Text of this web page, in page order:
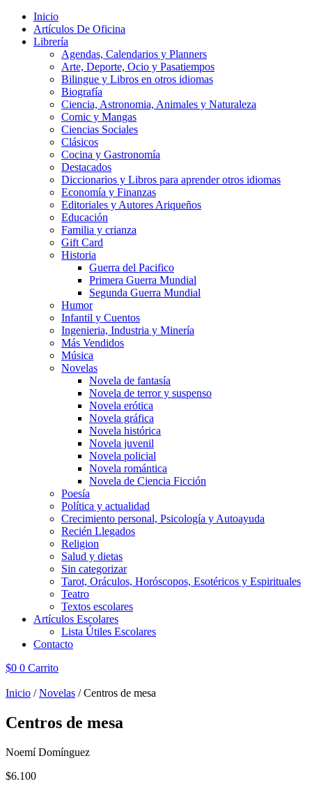
Inicio
Artículos De Oficina
Librería
Agendas, Calendarios y Planners
Arte, Deporte, Ocio y Pasatiempos
Bilingue y Libros en otros idiomas
Biografía
Ciencia, Astronomia, Animales y Naturaleza
Comic y Mangas
Ciencias Sociales
Clásicos
Cocina y Gastronomía
Destacados
Diccionarios y Libros para aprender otros idiomas
Economía y Finanzas
Editoriales y Autores Ariqueños
Educación
Familia y crianza
Gift Card
Historia
Guerra del Pacifico
Primera Guerra Mundial
Segunda Guerra Mundial
Humor
Infantil y Cuentos
Ingenieria, Industria y Minería
Más Vendidos
Música
Novelas
Novela de fantasía
Novela de terror y suspenso
Novela erótica
Novela gráfica
Novela histórica
Novela juvenil
Novela policial
Novela romántica
Novela de Ciencia Ficción
Poesía
Política y actualidad
Crecimiento personal, Psicología y Autoayuda
Recién Llegados
Religion
Salud y dietas
Sin categorizar
Tarot, Oráculos, Horóscopos, Esotéricos y Espirituales
Teatro
Textos escolares
Artículos Escolares
Lista Útiles Escolares
Contacto
$0 0 Carrito
Inicio /Novelas / Centros de mesa
Centros de mesa
Noemí Domínguez
$6.100